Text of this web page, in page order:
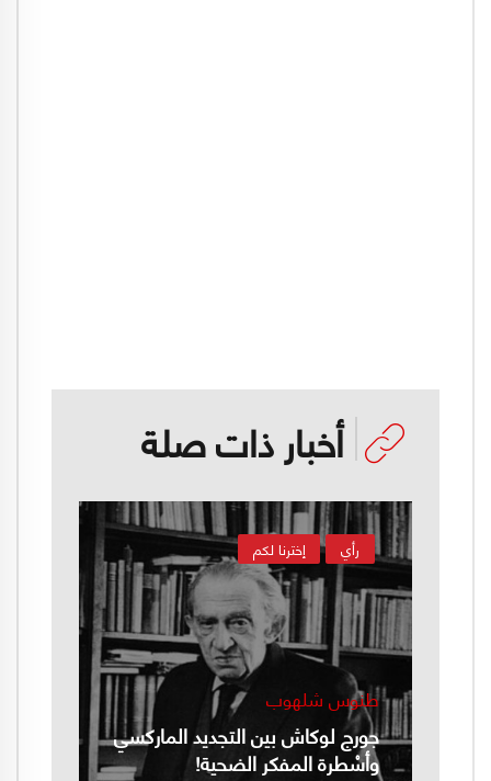
أخبار ذات صلة
إخترنا لكم رأي
طنوس شلهوب
جورج لوكاش بين التجديد الماركسي
وأسْطرة المفكر الضحية!